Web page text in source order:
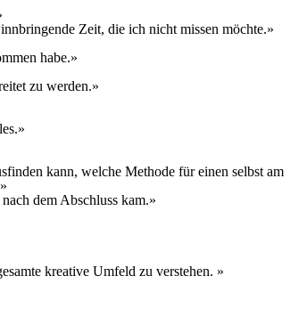
Zeit, die ich nicht missen möchte.»
habe.»
zu werden.»
kann, welche Methode für einen selbst am
dem Abschluss kam.»
kreative Umfeld zu verstehen. »